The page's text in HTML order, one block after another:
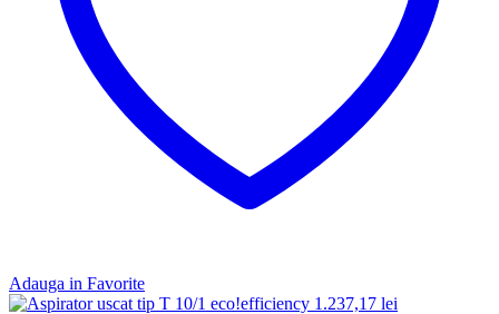
Adauga in Favorite
1.237,17 lei